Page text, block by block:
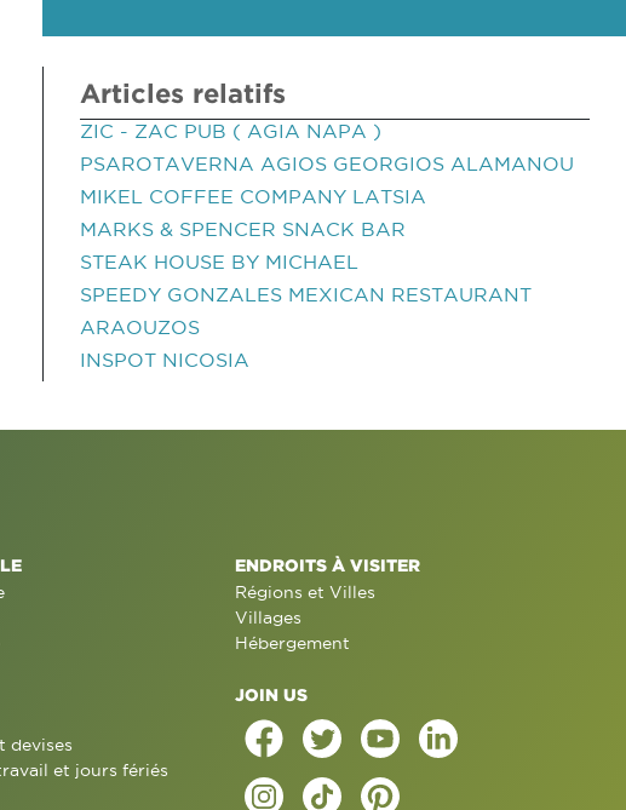
Articles relatifs
ZIC - ZAC PUB ( AGIA NAPA )
PSAROTAVERNA AGIOS GEORGIOS ALAMANOU
MIKEL COFFEE COMPANY LATSIA
MARKS & SPENCER SNACK BAR
STEAK HOUSE BY MICHAEL
SPEEDY GONZALES MEXICAN RESTAURANT
ARAOUZOS
INSPOT NICOSIA
devises
et jours fériés
ENDROITS À VISITER
Régions et Villes
Villages
Hébergement
JOIN US